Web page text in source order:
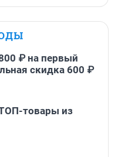
₽ на первый
скидка 600 ₽
товары из